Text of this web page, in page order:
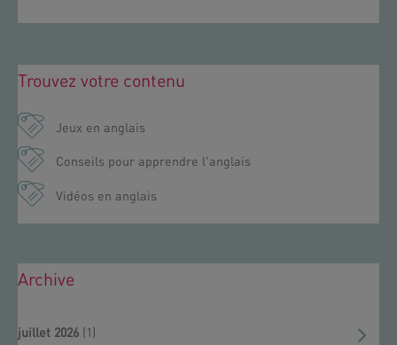
Trouvez votre contenu
Jeux en anglais
Conseils pour apprendre l'anglais
Vidéos en anglais
Archive
juillet 2026 (1)